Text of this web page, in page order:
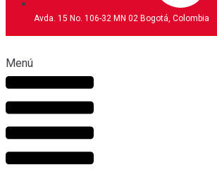
Avda. 15 No. 106-32 MN 02 Bogotá, Colombia
Menú